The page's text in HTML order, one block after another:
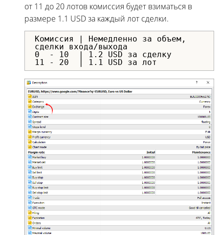
от 11 до 20 лотов комиссия будет взиматься в
размере 1.1 USD за каждый лот сделки.
Комиссия | Немедленно за объем,
сделки входа/выхода
0 - 10 | 1.2 USD за сделку
11 - 20 | 1.1 USD за лот